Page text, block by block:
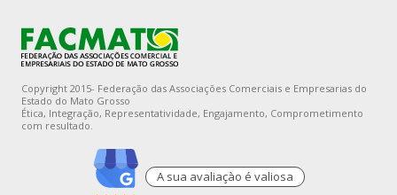
Copyright 2015- Federação das Associações Comerciais e Empresarias do
Estado do Mato Grosso
Ética, Integração, Representatividade, Engajamento, Comprometimento
com resultado.
A sua avaliaçào é valiosa